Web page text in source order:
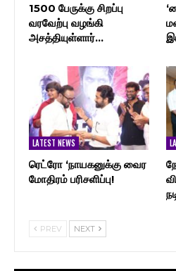
1500 பேருக்கு சிறப்பு
வரவேற்பு வழங்கி
அசத்தியுள்ளார்…
LATEST NEWS
ரெட்ரோ ‘நாயகனுக்கு வைர
மோதிரம் பரிசளிப்பு!
PREV NEXT